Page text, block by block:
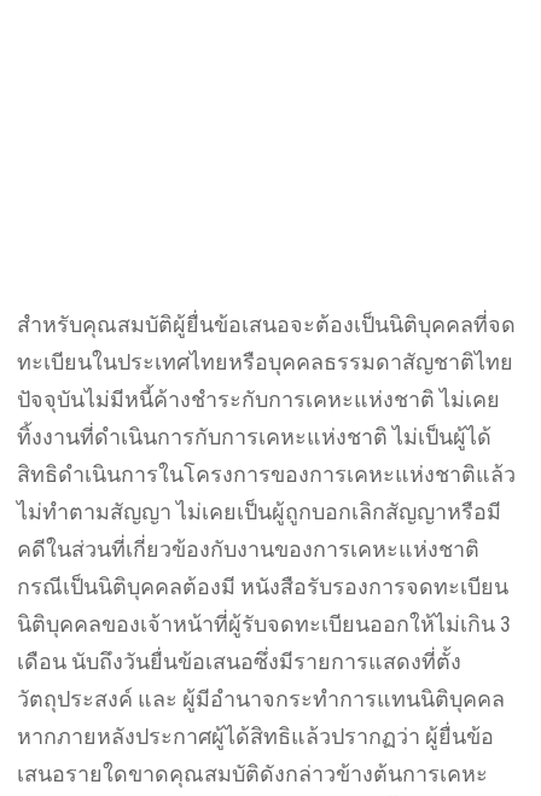
สำหรับคุณสมบัติผู้ยื่นข้อเสนอจะต้องเป็นนิติบุคคลที่จด
ทะเบียนในประเทศไทยหรือบุคคลธรรมดาสัญชาติไทย
ปัจจุบันไม่มีหนี้ค้างชำระกับการเคหะแห่งชาติ ไม่เคย
ทิ้งงานที่ดำเนินการกับการเคหะแห่งชาติ ไม่เป็นผู้ได้
สิทธิดำเนินการในโครงการของการเคหะแห่งชาติแล้ว
ไม่ทำตามสัญญา ไม่เคยเป็นผู้ถูกบอกเลิกสัญญาหรือมี
คดีในส่วนที่เกี่ยวข้องกับงานของการเคหะแห่งชาติ
กรณีเป็นนิติบุคคลต้องมี หนังสือรับรองการจดทะเบียน
นิติบุคคลของเจ้าหน้าที่ผู้รับจดทะเบียนออกให้ไม่เกิน 3
เดือน นับถึงวันยื่นข้อเสนอซึ่งมีรายการแสดงที่ตั้ง
วัตถุประสงค์ และ ผู้มีอำนาจกระทำการแทนนิติบุคคล
หากภายหลังประกาศผู้ได้สิทธิแล้วปรากฏว่า ผู้ยื่นข้อ
เสนอรายใดขาดคุณสมบัติดังกล่าวข้างต้นการเคหะ